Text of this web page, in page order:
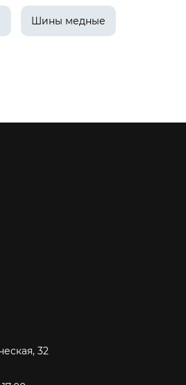
Шины медные
32